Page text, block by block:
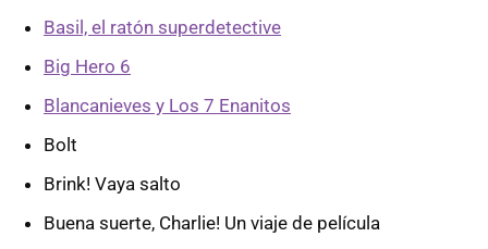
Basil, el ratón superdetective
Big Hero 6
Blancanieves y Los 7 Enanitos
Bolt
Brink! Vaya salto
Buena suerte, Charlie! Un viaje de película